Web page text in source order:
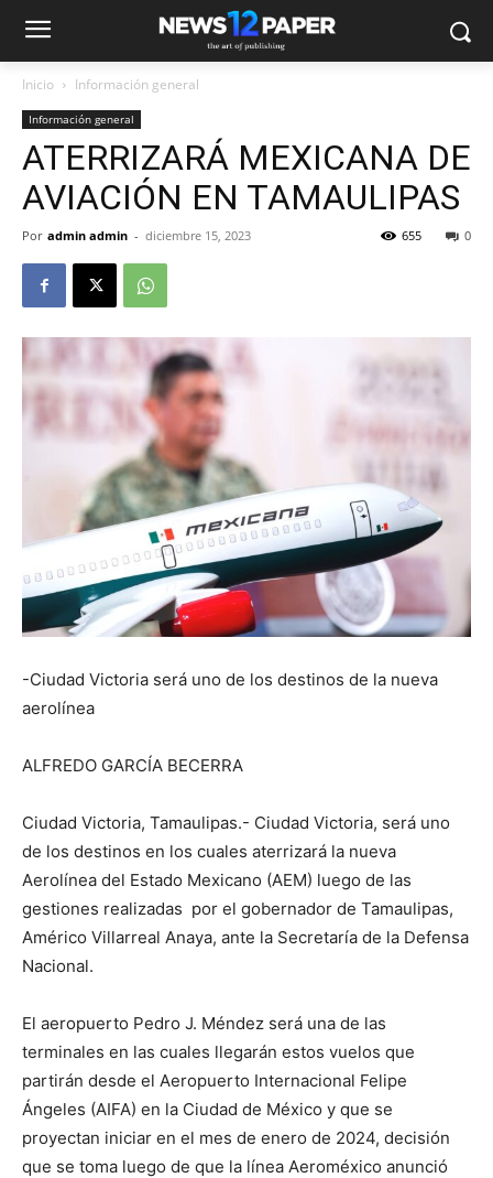
Inicio Información general
Información general
ATERRIZARÁ MEXICANA DE
AVIACIÓN EN TAMAULIPAS
Por admin admin - diciembre 15, 2023 0
655
-Ciudad Victoria será uno de los destinos de la nueva
aerolínea
ALFREDO GARCÍA BECERRA
Ciudad Victoria, Tamaulipas.- Ciudad Victoria, será uno
de los destinos en los cuales aterrizará la nueva
Aerolínea del Estado Mexicano (AEM) luego de las
gestiones realizadas por el gobernador de Tamaulipas,
Américo Villarreal Anaya, ante la Secretaría de la Defensa
Nacional.
El aeropuerto Pedro J. Méndez será una de las
terminales en las cuales llegarán estos vuelos que
partirán desde el Aeropuerto Internacional Felipe
Ángeles (AIFA) en la Ciudad de México y que se
proyectan iniciar en el mes de enero de 2024, decisión
que se toma luego de que la línea Aeroméxico anunció